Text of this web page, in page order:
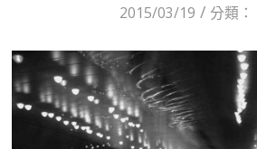
2015/03/19 / 分類：